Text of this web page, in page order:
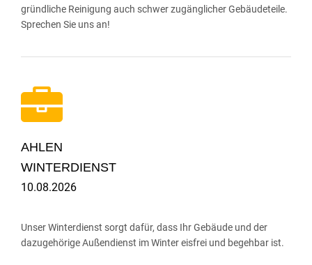
gründliche Reinigung auch schwer zugänglicher Gebäudeteile.
Sprechen Sie uns an!
AHLEN
WINTERDIENST
10.08.2026
Unser Winterdienst sorgt dafür, dass Ihr Gebäude und der
dazugehörige Außendienst im Winter eisfrei und begehbar ist.